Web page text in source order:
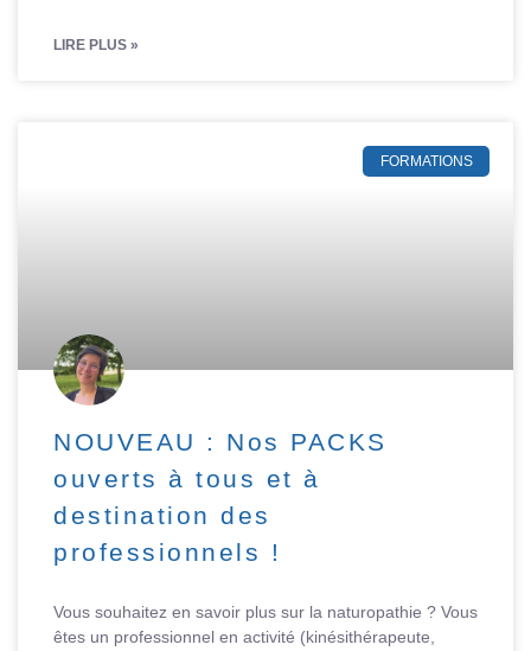
LIRE PLUS »
FORMATIONS
NOUVEAU : Nos PACKS
ouverts à tous et à
destination des
professionnels !
Vous souhaitez en savoir plus sur la naturopathie ? Vous
êtes un professionnel en activité (kinésithérapeute,